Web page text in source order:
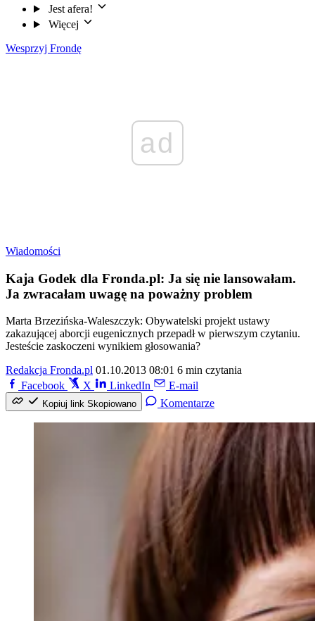
Jest afera!
Więcej
Wesprzyj Frondę
ad
Wiadomości
Kaja Godek dla Fronda.pl: Ja się nie lansowałam.
Ja zwracałam uwagę na poważny problem
Marta Brzezińska-Waleszczyk: Obywatelski projekt ustawy
zakazującej aborcji eugenicznych przepadł w pierwszym czytaniu.
Jesteście zaskoczeni wynikiem głosowania?
Redakcja Fronda.pl 01.10.2013 08:01 6 min czytania
Facebook
X LinkedIn E-mail
Kopiuj link Skopiowano Komentarze